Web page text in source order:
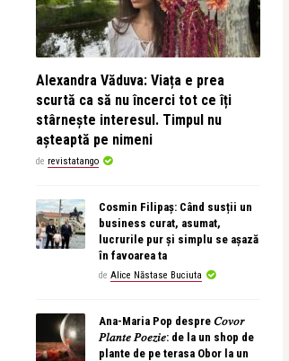
Alexandra Văduva: Viața e prea
scurtă ca să nu încerci tot ce îți
stârnește interesul. Timpul nu
așteaptă pe nimeni
de revistatango
Cosmin Filipaș: Când susții un
business curat, asumat,
lucrurile pur și simplu se așază
în favoarea ta
de Alice Năstase Buciuta
Ana-Maria Pop despre 𝐶𝑜𝑣𝑜𝑟
𝑃𝑙𝑎𝑛𝑡𝑒 𝑃𝑜𝑒𝑧𝑖𝑒: de la un shop de
plante de pe terasa Obor la un